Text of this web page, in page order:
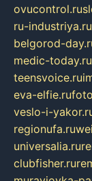
ovucontrol.ru
ru-industriya.ru
belgorod-
medic-today.ru
teensvoice.ru
eva-elfie.ru
veslo-i-
regionufa.ru
universalia.ru
clubfisher.ru